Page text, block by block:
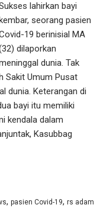
lahirkan bayi
seorang pasien
19 berinisial MA
dilaporkan
dunia. Tak
Sakit Umum Pusat
dunia. Keterangan di
bayi itu memiliki
kendala dalam
Kasubbag
,pasien Covid-19,rs adam